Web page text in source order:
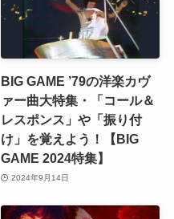
BIG GAME ’79の洋楽カヴ
ァー曲大特集・「コール＆
レスポンス」や「振り付
け」を覚えよう！【BIG
GAME 2024特集】
2024年9月14日